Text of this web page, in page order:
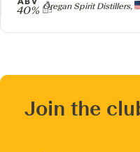
Producer
Oregan Spirit Distillers,
40%
Join the